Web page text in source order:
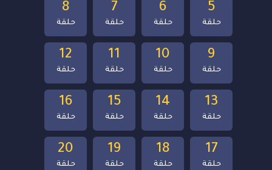
20
حلقة
19
حلقة
18
حلقة
17
حلقة
16
حلقة
15
حلقة
14
حلقة
13
حلقة
12
حلقة
11
حلقة
10
حلقة
9
حلقة
8
حلقة
7
حلقة
6
حلقة
5
حلقة